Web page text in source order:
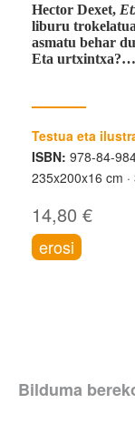
Hector Dexet,
liburu
asmatu behar
Eta urtxintxa?…
Testua eta
ISBN: 978-84-
235x200x16 cm
14,80 €
erosi
Bilduma